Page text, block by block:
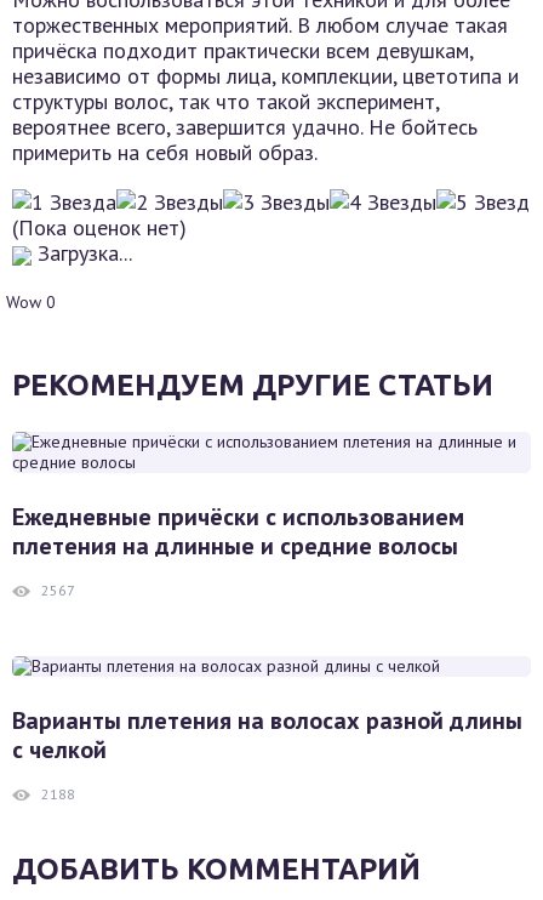
торжественных мероприятий. В любом случае такая
причёска подходит практически всем девушкам,
независимо от формы лица, комплекции, цветотипа и
структуры волос, так что такой эксперимент,
вероятнее всего, завершится удачно. Не бойтесь
примерить на себя новый образ.
(Пока оценок нет)
Загрузка...
Wow 0
РЕКОМЕНДУЕМ ДРУГИЕ СТАТЬИ
Ежедневные причёски с использованием
плетения на длинные и средние волосы
2567
Варианты плетения на волосах разной длины
с челкой
2188
ДОБАВИТЬ КОММЕНТАРИЙ